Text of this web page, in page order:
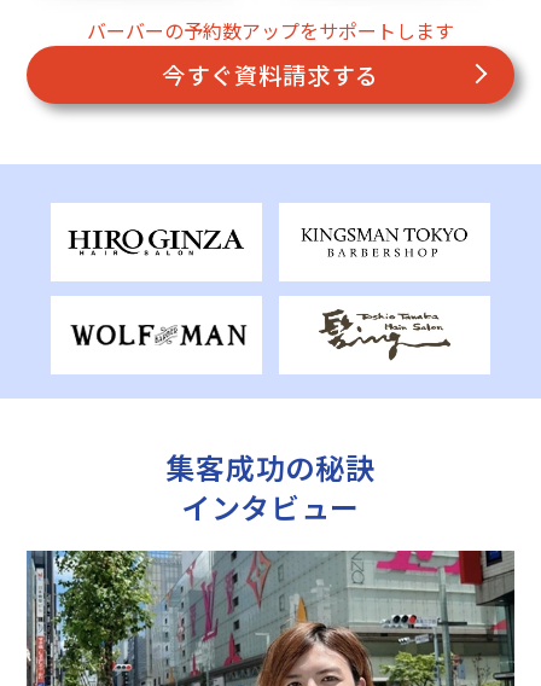
バーバーの予約数アップをサポートします
今すぐ資料請求する
集客成功の秘訣
インタビュー